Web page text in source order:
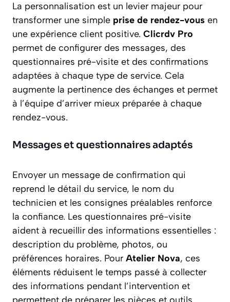
La personnalisation est un levier majeur pour
transformer une simple prise de rendez-vous en
une expérience client positive. Clicrdv Pro
permet de configurer des messages, des
questionnaires pré-visite et des confirmations
adaptées à chaque type de service. Cela
augmente la pertinence des échanges et permet
à l’équipe d’arriver mieux préparée à chaque
rendez-vous.
Messages et questionnaires adaptés
Envoyer un message de confirmation qui
reprend le détail du service, le nom du
technicien et les consignes préalables renforce
la confiance. Les questionnaires pré-visite
aident à recueillir des informations essentielles :
description du problème, photos, ou
préférences horaires. Pour Atelier Nova, ces
éléments réduisent le temps passé à collecter
des informations pendant l’intervention et